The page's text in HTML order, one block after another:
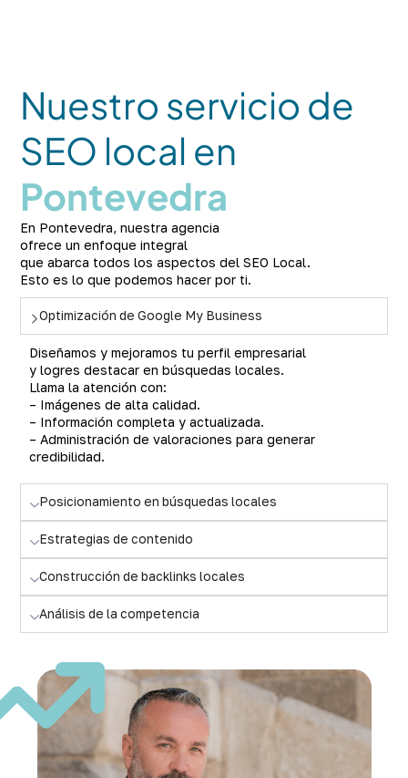
Nuestro servicio de
SEO local en
Pontevedra
En Pontevedra, nuestra agencia
ofrece un enfoque integral
que abarca todos los aspectos del SEO Local.
Esto es lo que podemos hacer por ti.
Optimización de Google My Business
Diseñamos y mejoramos tu perfil empresarial
y logres destacar en búsquedas locales.
Llama la atención con:
– Imágenes de alta calidad.
– Información completa y actualizada.
– Administración de valoraciones para generar
credibilidad.
Posicionamiento en búsquedas locales
Estrategias de contenido
Construcción de backlinks locales
Análisis de la competencia